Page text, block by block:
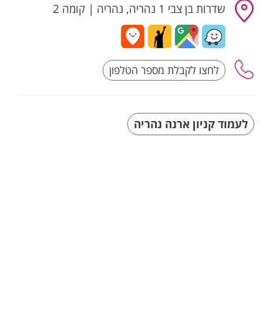
שדרות בן צבי 1 נהריה, נהריה | קומה 2
לעמוד קניון ארנה נהריה